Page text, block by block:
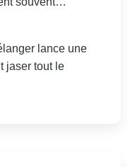
lance une
jaser tout le